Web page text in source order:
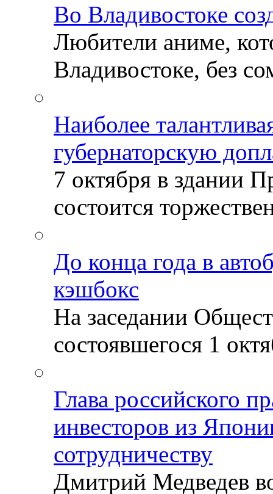
Во Владивостоке
Любители аниме,
Владивостоке, без
Наиболее
губернаторскую
7 октября в здании
состоится
До конца года в
кэшбокс
На заседании
состоявшегося 1
Глава российского
инвесторов из
сотрудничеству
Дмитрий Медведев